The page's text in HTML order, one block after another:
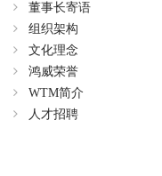
董事长寄语
组织架构
文化理念
鸿威荣誉
WTM简介
人才招聘